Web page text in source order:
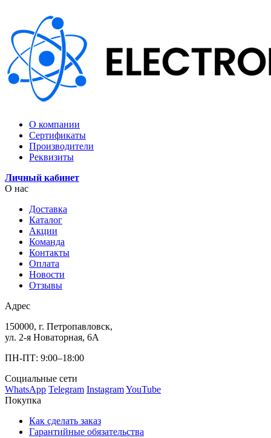
О компании
Сертификаты
Производители
Реквизиты
Личный кабинет
О нас
Доставка
Каталог
Акции
Команда
Контакты
Оплата
Новости
Отзывы
Адрес
150000, г. Петропавловск,
ул. 2-я Новаторная, 6А
ПН-ПТ: 9:00–18:00
Социальные сети
WhatsApp Telegram InstagramYouTube
Покупка
Как сделать заказ
Гарантийные обязательства